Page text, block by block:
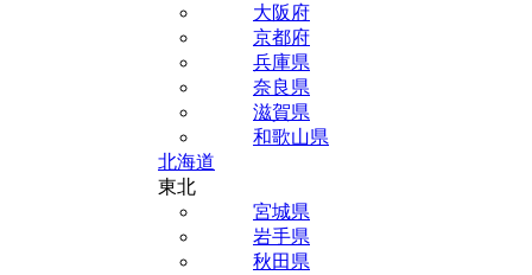
大阪府
京都府
兵庫県
奈良県
滋賀県
和歌山県
北海道
東北
宮城県
岩手県
秋田県